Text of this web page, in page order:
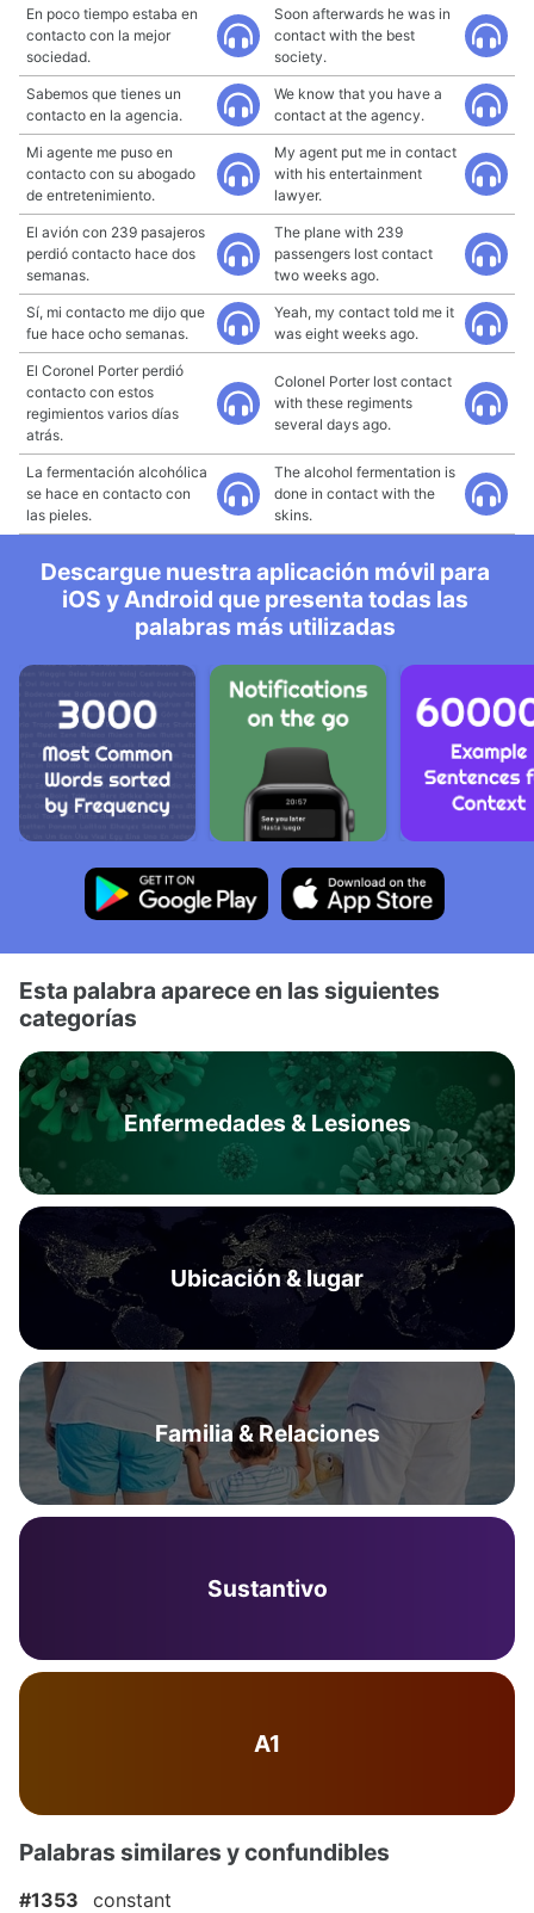
En poco tiempo estaba en
contacto con la mejor
sociedad.
Soon afterwards he was in
contact with the best
society.
Sabemos que tienes un
contacto en la agencia.
We know that you have a
contact at the agency.
Mi agente me puso en
contacto con su abogado
de entretenimiento.
My agent put me in contact
with his entertainment
lawyer.
El avión con 239 pasajeros
perdió contacto hace dos
semanas.
The plane with 239
passengers lost contact
two weeks ago.
Sí, mi contacto me dijo que
fue hace ocho semanas.
Yeah, my contact told me it
was eight weeks ago.
El Coronel Porter perdió
contacto con estos
regimientos varios días
atrás.
Colonel Porter lost contact
with these regiments
several days ago.
La fermentación alcohólica
se hace en contacto con
las pieles.
The alcohol fermentation is
done in contact with the
skins.
Descargue nuestra aplicación móvil para
iOS y Android que presenta todas las
palabras más utilizadas
Esta palabra aparece en las siguientes
categorías
Enfermedades & Lesiones
Ubicación & lugar
Familia & Relaciones
Sustantivo
A1
Palabras similares y confundibles
#1353 constant